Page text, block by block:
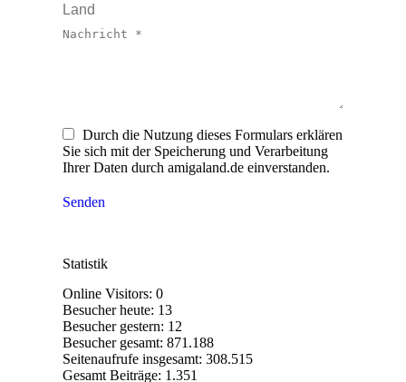
Land
Nachricht *
Durch die Nutzung dieses Formulars erklären
Sie sich mit der Speicherung und Verarbeitung
Ihrer Daten durch amigaland.de einverstanden.
Senden
Statistik
Online Visitors: 0
Besucher heute: 13
Besucher gestern: 12
Besucher gesamt: 871.188
Seitenaufrufe insgesamt: 308.515
Gesamt Beiträge: 1.351